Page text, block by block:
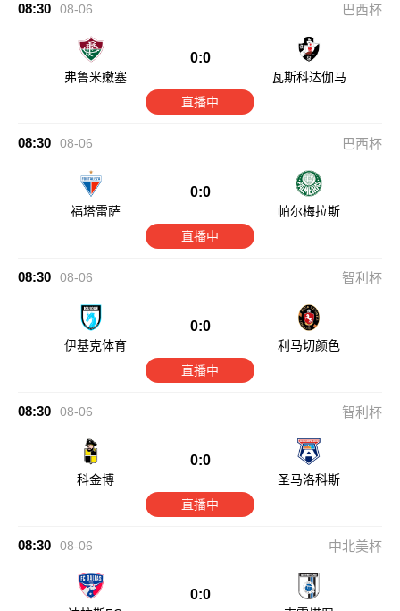
08:30 08-06 巴西杯
弗鲁米嫩塞
0:0
瓦斯科达伽马
直播中
08:30 08-06 巴西杯
福塔雷萨
0:0
帕尔梅拉斯
直播中
08:30 08-06 智利杯
伊基克体育
0:0
利马切颜色
直播中
08:30 08-06 智利杯
科金博
0:0
圣马洛科斯
直播中
08:30 08-06 中北美杯
0:0